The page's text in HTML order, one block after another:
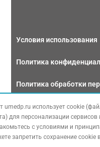
Условия использования
Политика
Политика обработки
Связаться с нами
umedp.ru использует cookie
для персонализации сервисов
с условиями и
запретить сохранение cookie